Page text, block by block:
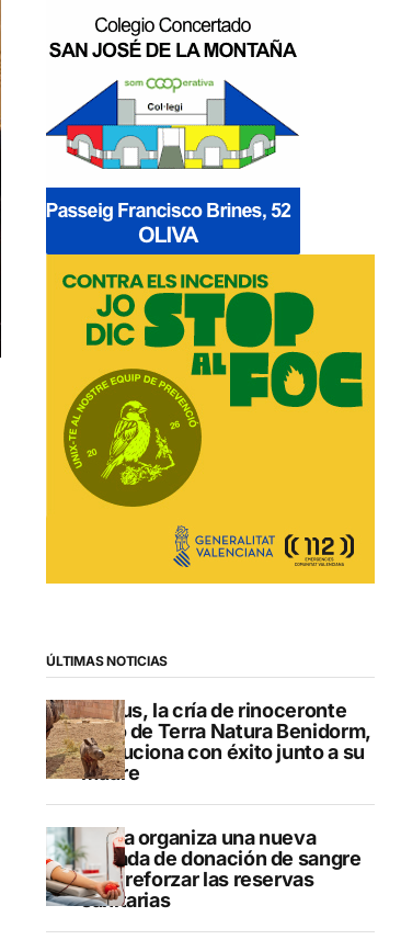
ÚLTIMAS NOTICIAS
Brutus, la cría de rinoceronte
indio de Terra Natura Benidorm,
evoluciona con éxito junto a su
madre
Dénia organiza una nueva
jornada de donación de sangre
para reforzar las reservas
sanitarias